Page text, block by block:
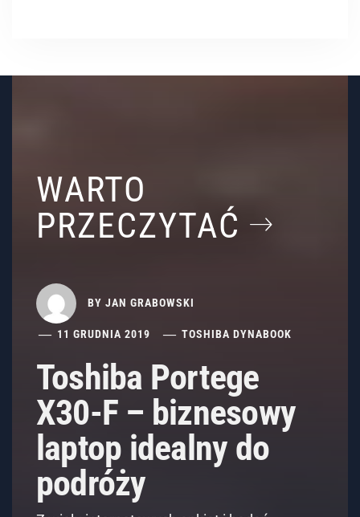
WARTO
PRZECZYTAĆ
BY JAN GRABOWSKI
11 GRUDNIA 2019 TOSHIBA DYNABOOK
Toshiba Portege
X30-F – biznesowy
laptop idealny do
podróży